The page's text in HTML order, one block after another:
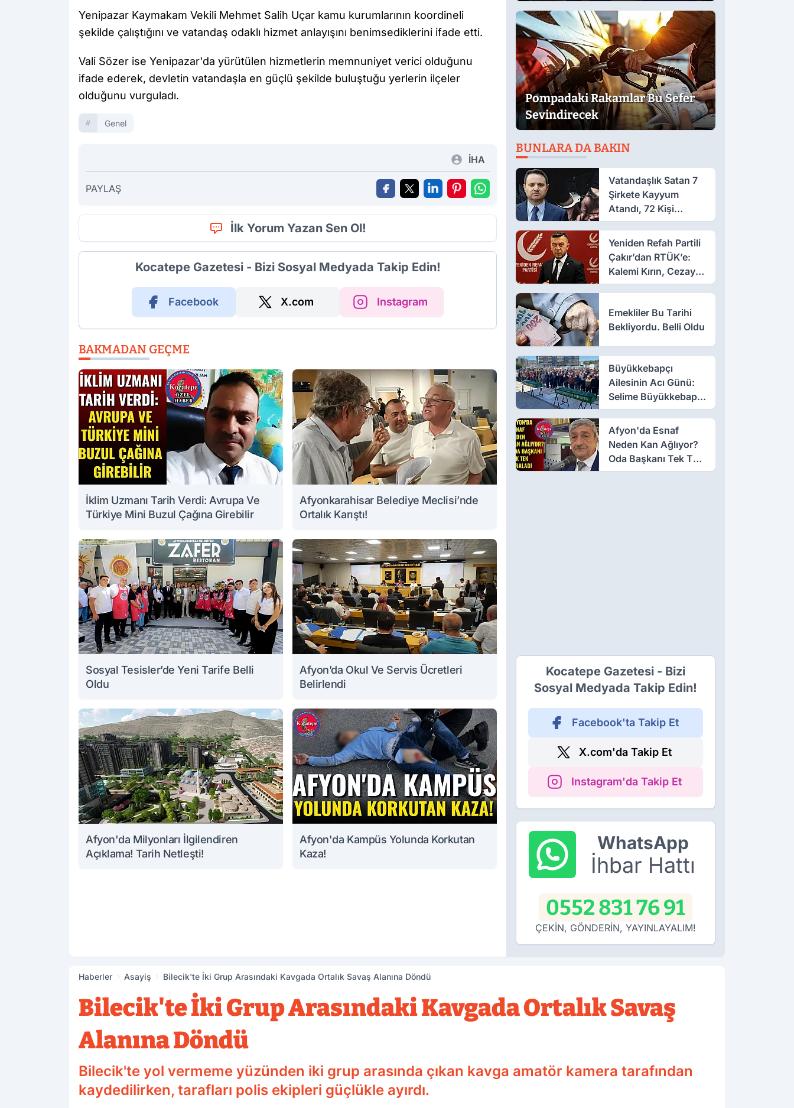
Yenipazar Kaymakam Vekili Mehmet Salih Uçar kamu kurumlarının koordineli
şekilde çalıştığını ve vatandaş odaklı hizmet anlayışını benimsediklerini ifade etti.
Vali Sözer ise Yenipazar'da yürütülen hizmetlerin memnuniyet verici olduğunu
ifade ederek, devletin vatandaşla en güçlü şekilde buluştuğu yerlerin ilçeler
olduğunu vurguladı.
Genel
İHA
PAYLAŞ
İlk Yorum Yazan Sen Ol!
Kocatepe Gazetesi - Bizi Sosyal Medyada Takip Edin!
Facebook X.com Instagram
BAKMADAN GEÇME
İklim Uzmanı Tarih Verdi: Avrupa Ve
Türkiye Mini Buzul Çağına Girebilir
Afyonkarahisar Belediye Meclisi’nde
Ortalık Karıştı!
Sosyal Tesisler’de Yeni Tarife Belli
Oldu
Afyon’da Okul Ve Servis Ücretleri
Belirlendi
Afyon'da Milyonları İlgilendiren
Açıklama! Tarih Netleşti!
Afyon'da Kampüs Yolunda Korkutan
Kaza!
Pompadaki Rakamlar Bu Sefer
Sevindirecek
BUNLARA DA BAKIN
Vatandaşlık Satan 7
Şirkete Kayyum
Atandı, 72 Kişi
Gözaltında
Yeniden Refah Partili
Çakır’dan RTÜK’e:
Kalemi Kırın, Cezayı
Kesin!
Emekliler Bu Tarihi
Bekliyordu. Belli Oldu
Büyükkebapçı
Ailesinin Acı Günü:
Selime Büyükkebapçı
Vefat Etti
Afyon'da Esnaf
Neden Kan Ağlıyor?
Oda Başkanı Tek Tek
Sıraladı
Kocatepe Gazetesi - Bizi
Sosyal Medyada Takip Edin!
Facebook'ta Takip Et
X.com'da Takip Et
Instagram'da Takip Et
WhatsApp
İhbar Hattı
0552 831 76 91
ÇEKİN, GÖNDERİN, YAYINLAYALIM!
Haberler Asayiş Bilecik'te İki Grup Arasındaki Kavgada Ortalık Savaş Alanına Döndü
Bilecik'te İki Grup Arasındaki Kavgada Ortalık Savaş
Alanına Döndü
Bilecik'te yol vermeme yüzünden iki grup arasında çıkan kavga amatör kamera tarafından
kaydedilirken, tarafları polis ekipleri güçlükle ayırdı.